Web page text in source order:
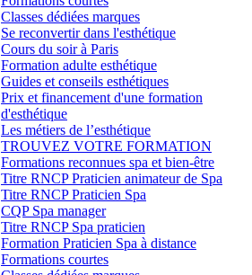
Classes dédiées marques
Se reconvertir dans l'esthétique
Cours du soir à Paris
Formation adulte esthétique
Guides et conseils esthétiques
Prix et financement d'une formation
d'esthétique
Les métiers de l’esthétique
TROUVEZ VOTRE FORMATION
Formations reconnues spa et bien-être
Titre RNCP Praticien animateur de Spa
Titre RNCP Praticien Spa
CQP Spa manager
Titre RNCP Spa praticien
Formation Praticien Spa à distance
Formations courtes